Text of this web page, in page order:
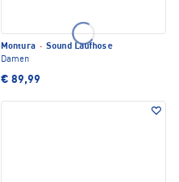
Montura · Sound Laufhose
Damen
€ 89,99